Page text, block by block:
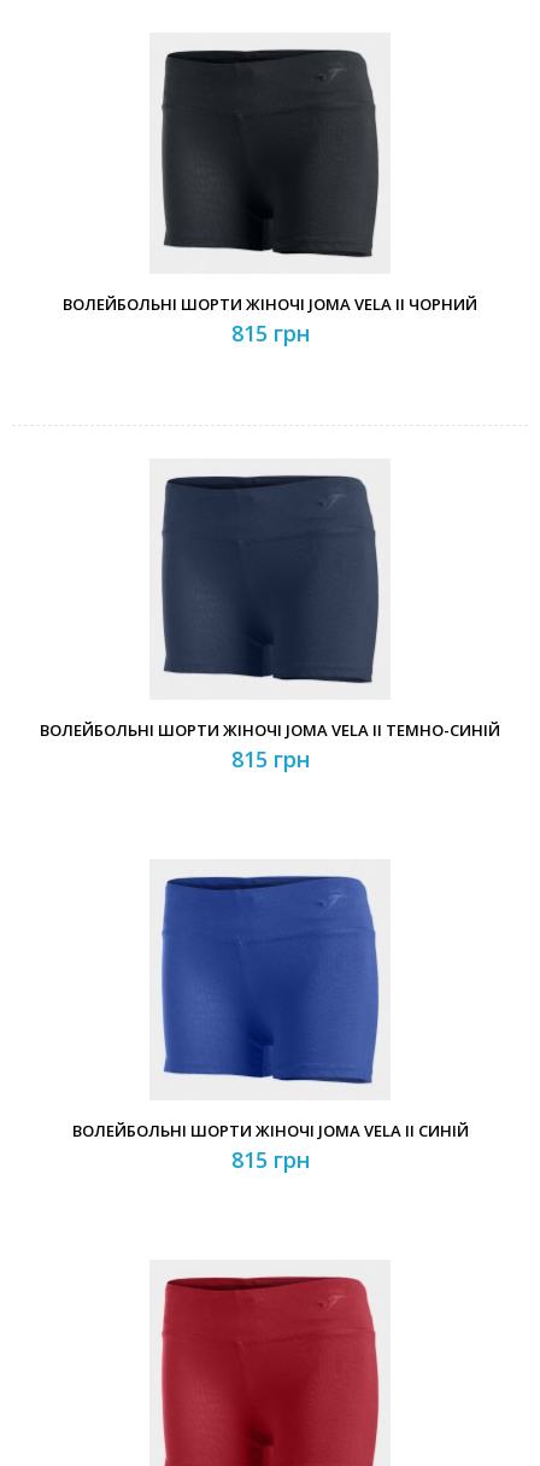
ВОЛЕЙБОЛЬНІ ШОРТИ ЖІНОЧІ JOMA VELA II ЧОРНИЙ
815 грн
ВОЛЕЙБОЛЬНІ ШОРТИ ЖІНОЧІ JOMA VELA II ТЕМНО-СИНІЙ
815 грн
ВОЛЕЙБОЛЬНІ ШОРТИ ЖІНОЧІ JOMA VELA II СИНІЙ
815 грн